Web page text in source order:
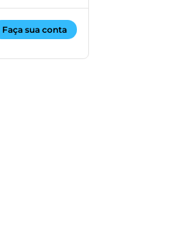
Faça sua conta